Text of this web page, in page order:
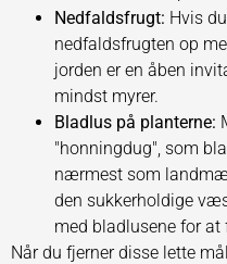
Nedfaldsfrugt: Hvis
nedfaldsfrugten op
jorden er en åben
mindst myrer.
Bladlus på planterne:
"honningdug", som
nærmest som
den sukkerholdige
med bladlusene for at
Når du fjerner disse lette